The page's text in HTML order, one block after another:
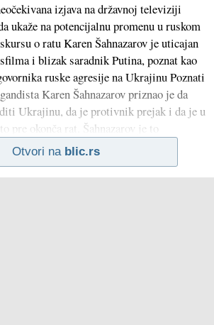
izjava na državnoj televiziji
ukaže na potencijalnu promenu u ruskom
o ratu Karen Šahnazarov je uticajan
i blizak saradnik Putina, poznat kao
ruske agresije na Ukrajinu Poznati
Karen Šahnazarov priznao je da
Ukrajinu, da je protivnik prejak i da je u
pre okonča rat. Šahnazarov je to
Otvori na blic.rs